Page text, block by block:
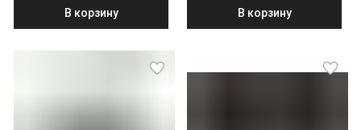
В корзину
В корзину